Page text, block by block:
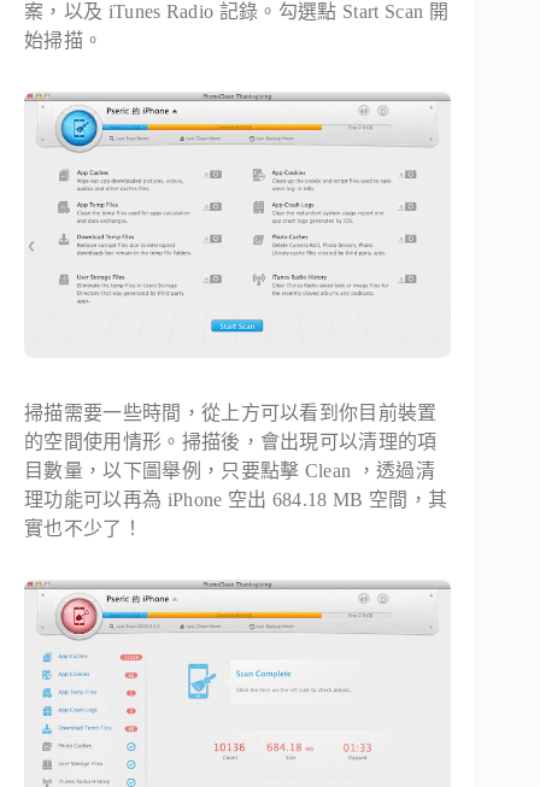
案，以及 iTunes Radio 記錄。勾選點 Start Scan 開
始掃描。
掃描需要一些時間，從上方可以看到你目前裝置
的空間使用情形。掃描後，會出現可以清理的項
目數量，以下圖舉例，只要點擊 Clean ，透過清
理功能可以再為 iPhone 空出 684.18 MB 空間，其
實也不少了！